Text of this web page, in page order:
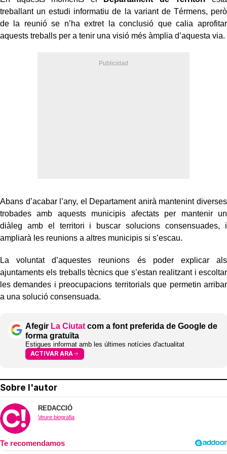
treballant un estudi informatiu de la variant de Térmens, però
de la reunió se n’ha extret la conclusió que calia aprofitar
aquests treballs per a tenir una visió més àmplia d’aquesta via.
Abans d’acabar l’any, el Departament anirà mantenint diverses
trobades amb aquests municipis afectats per mantenir un
diàleg amb el territori i buscar solucions consensuades, i
ampliarà les reunions a altres municipis si s’escau.
La voluntat d’aquestes reunions és poder explicar als
ajuntaments els treballs tècnics que s’estan realitzant i escoltar
les demandes i preocupacions territorials que permetin arribar
a una solució consensuada.
Afegir La Ciutat com a font preferida de Google de
forma gratuïta
Estigues informat amb les últimes notícies d'actualitat
ACTIVAR ARA
Sobre l'autor
REDACCIÓ
Veure biografia